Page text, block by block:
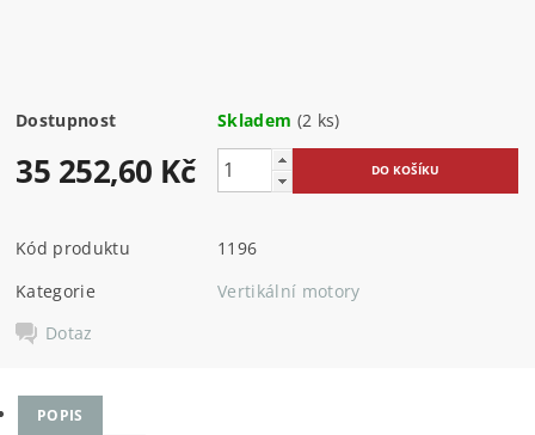
Dostupnost Skladem (2 ks)
35 252,60 Kč
Kód produktu
1196
Kategorie
Vertikální motory
Dotaz
POPIS